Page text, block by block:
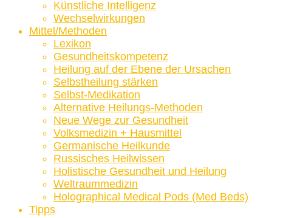
Künstliche Intelligenz
Wechselwirkungen
Mittel/Methoden
Lexikon
Gesundheitskompetenz
Heilung auf der Ebene der Ursachen
Selbstheilung stärken
Selbst-Medikation
Alternative Heilungs-Methoden
Neue Wege zur Gesundheit
Volksmedizin + Hausmittel
Germanische Heilkunde
Russisches Heilwissen
Holistische Gesundheit und Heilung
Weltraummedizin
Holographical Medical Pods (Med Beds)
Tipps